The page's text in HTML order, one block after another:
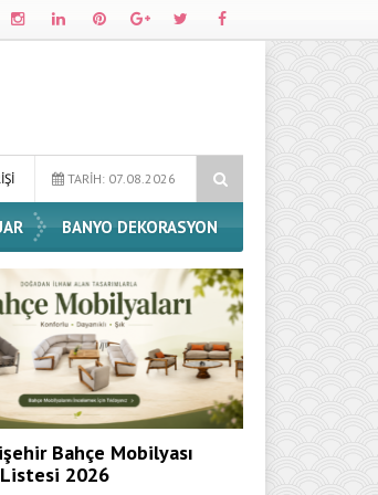
Dossha, Sorumlu Üretim ve Performansı
TARİH: 07.08.2026
BANYO DEKORASYON
Bahçe Mobilyası
2026